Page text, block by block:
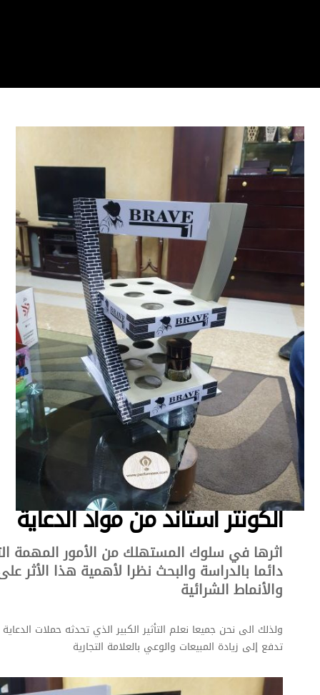
الكونتر استاند من مواد الدعاية
اثرها في سلوك المستهلك من الأمور المهمة
دائما بالدراسة والبحث نظرا لأهمية هذا الأثر
والأنماط الشرائية
ولذلك الى نحن جميعا نعلم التأثير الكبير الذي تحدثه حملات الدعاية
تدفع إلى زيادة المبيعات والوعي بالعلامة التجارية